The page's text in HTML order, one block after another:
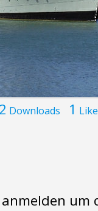
Downloads 1
anmelden